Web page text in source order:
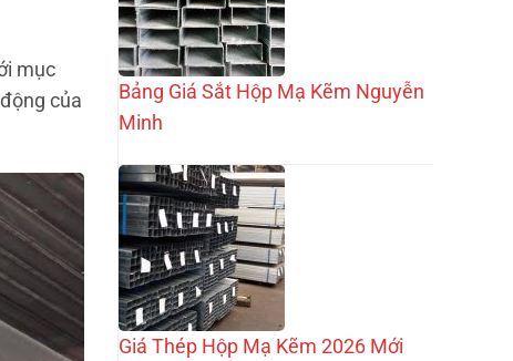
mục
của
Bảng Giá Sắt Hộp Mạ Kẽm Nguyễn
Minh
Giá Thép Hộp Mạ Kẽm 2026 Mới